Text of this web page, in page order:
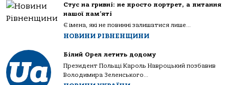
Стус на гривні: не просто портрет, а питання
нашої пам’яті
Є імена, які не повинні залишатися лише...
НОВИНИ РІВНЕНЩИНИ
Білий Орел летить додому
Президент Польщі Кароль Навроцький позбавив
Володимира Зеленського...